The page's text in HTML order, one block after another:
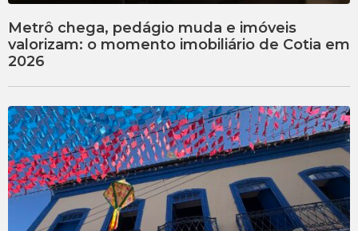
Metrô chega, pedágio muda e imóveis
valorizam: o momento imobiliário de Cotia em
2026